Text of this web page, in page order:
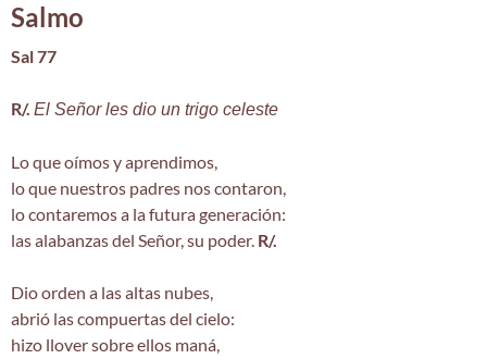
Salmo
Sal 77
R/. El Señor les dio un trigo celeste
Lo que oímos y aprendimos,
lo que nuestros padres nos contaron,
lo contaremos a la futura generación:
las alabanzas del Señor, su poder. R/.
Dio orden a las altas nubes,
abrió las compuertas del cielo:
hizo llover sobre ellos maná,